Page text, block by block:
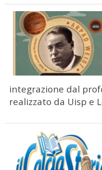
integrazione dal
realizzato da Uisp e